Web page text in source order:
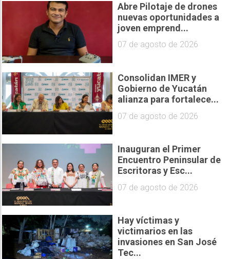
Abre Pilotaje de drones
nuevas oportunidades a
joven emprend...
07 de agosto de 2026
Consolidan IMER y
Gobierno de Yucatán
alianza para fortalece...
07 de agosto de 2026
Inauguran el Primer
Encuentro Peninsular de
Escritoras y Esc...
07 de agosto de 2026
Hay víctimas y
victimarios en las
invasiones en San José
Tec...